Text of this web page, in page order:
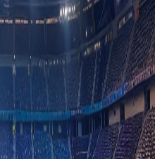
de strijd aan met Hoedd.
en wordt gespeeld in de